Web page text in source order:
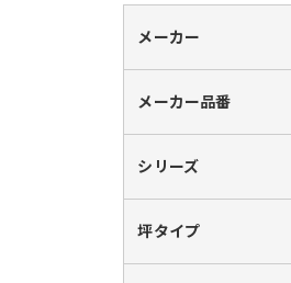
メーカー
メーカー品番
シリーズ
坪タイプ